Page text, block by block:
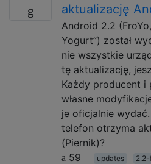
aktualizację
Android 2.2
Yogurt”) został
nie wszystkie
tę aktualizację,
Każdy producent i
własne
je oficjalnie
telefon otrzyma
(Piernik)?
59
updates